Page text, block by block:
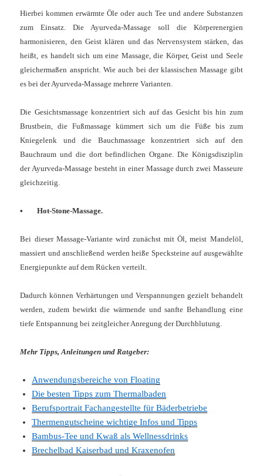
Hierbei kommen erwärmte Öle oder auch Tee und andere Substanzen
zum Einsatz. Die Ayurveda-Massage soll die Körperenergien
harmonisieren, den Geist klären und das Nervensystem stärken, das
heißt, es handelt sich um eine Massage, die Körper, Geist und Seele
gleichermaßen anspricht. Wie auch bei der klassischen Massage gibt
es bei der Ayurveda-Massage mehrere Varianten.
Die Gesichtsmassage konzentriert sich auf das Gesicht bis hin zum
Brustbein, die Fußmassage kümmert sich um die Füße bis zum
Kniegelenk und die Bauchmassage konzentriert sich auf den
Bauchraum und die dort befindlichen Organe. Die Königsdisziplin
der Ayurveda-Massage besteht in einer Massage durch zwei Masseure
gleichzeitig.
• Hot-Stone-Massage.
Bei dieser Massage-Variante wird zunächst mit Öl, meist Mandelöl,
massiert und anschließend werden heiße Specksteine auf ausgewählte
Energiepunkte auf dem Rücken verteilt.
Dadurch können Verhärtungen und Verspannungen gezielt behandelt
werden, zudem bewirkt die wärmende und sanfte Behandlung eine
tiefe Entspannung bei zeitgleicher Anregung der Durchblutung.
Mehr Tipps, Anleitungen und Ratgeber:
Anwendungsbereiche von Floating
Die besten Tipps zum Thermalbaden
Berufsportrait Fachangestellte für Bäderbetriebe
Thermengutscheine wichtige Infos und Tipps
Bambus-Tee und Kwaß als Wellnessdrinks
Brechelbad Kaiserbad und Kraxenofen